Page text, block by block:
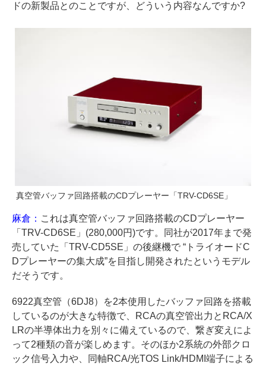
ドの新製品とのことですが、どういう内容なんですか?
真空管バッファ回路搭載のCDプレーヤー「TRV-CD6SE」
麻倉： これは真空管バッファ回路搭載のCDプレーヤー
「TRV-CD6SE」(280,000円)です。同社が2017年まで発
売していた「TRV-CD5SE」の後継機で “トライオードC
Dプレーヤーの集大成”を目指し開発されたというモデル
だそうです。
6922真空管（6DJ8）を2本使用したバッファ回路を搭載
しているのが大きな特徴で、RCAの真空管出力とRCA/X
LRの半導体出力を別々に備えているので、繋ぎ変えによ
って2種類の音が楽しめます。そのほか2系統の外部クロ
ック信号入力や、同軸RCA/光TOS Link/HDMI端子による